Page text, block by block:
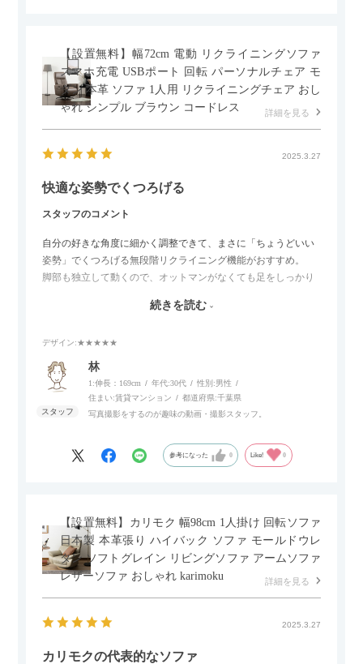
【設置無料】幅72cm 電動 リクライニングソファ
スマホ充電 USBポート 回転 パーソナルチェア モ
ダン 本革 ソファ 1人用 リクライニングチェア おし
ゃれ シンプル ブラウン コードレス
詳細を見る
2025.3.27
快適な姿勢でくつろげる
スタッフのコメント
自分の好きな角度に細かく調整できて、まさに「ちょうどいい
姿勢」でくつろげる無段階リクライニング機能がおすすめ。
脚部も独立して動くので、オットマンがなくても足をしっかり
スマホやタブレットを充電しながらリラックスできるのが嬉し
個人的にはコードレス＆充電式なので、コンセントの場所を気
にせず、好きな場所に置けるのが画期的に感じました。
続きを読む
デザイン:★★★★★
林
1:伸長：169cm 年代:30代 性別:男性
住まい:賃貸マンション 都道府県:千葉県
写真撮影をするのが趣味の動画・撮影スタッフ。
参考になった 0 Like! 0
【設置無料】カリモク 幅98cm 1人掛け 回転ソファ
日本製 本革張り ハイバック ソファ モールドウレ
タン ソフトグレイン リビングソファ アームソファ
レザーソファ おしゃれ karimoku
詳細を見る
2025.3.27
カリモクの代表的なソファ